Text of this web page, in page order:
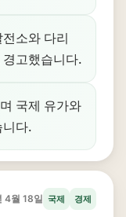
소와 다리
고했습니다.
국제 유가와
니다.
4월 18일 국제 경제